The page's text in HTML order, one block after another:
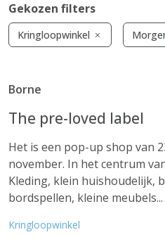
Gekozen filters
Kringloopwinkel
Borne
The pre-loved label
Het is een pop-up shop van
november. In het centrum
Kleding, klein huishoudelijk,
bordspellen, kleine meubels...
Kringloopwinkel